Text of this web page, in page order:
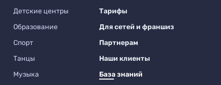
Детские центры
Образование
Спорт
Танцы
Музыка
Тарифы
Для сетей и франшиз
Партнерам
Наши клиенты
База знаний